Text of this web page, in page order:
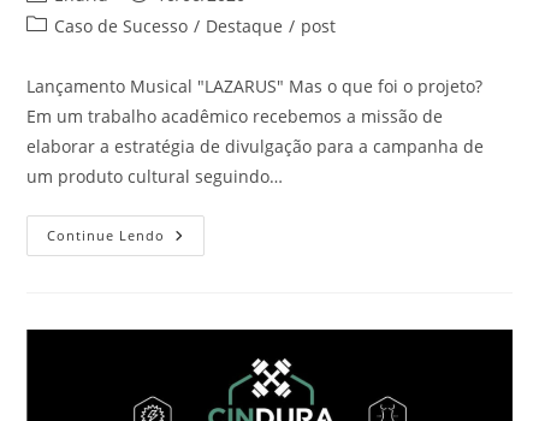
do
publicado:
Categoria
post:
Caso de Sucesso / Destaque / post
Lançamento Musical "LAZARUS" Mas o que foi o projeto?
Em um trabalho acadêmico recebemos a missão de
elaborar a estratégia de divulgação para a campanha de
um produto cultural seguindo…
Continue Lendo Book
Lançamento